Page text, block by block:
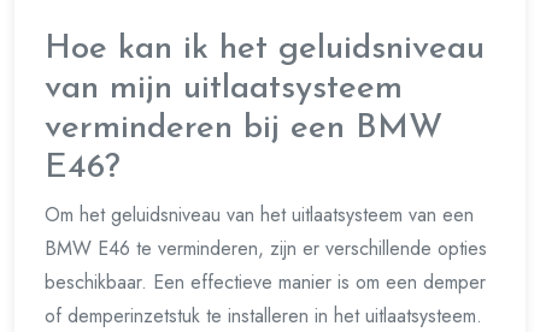
Hoe kan ik het geluidsniveau
van mijn uitlaatsysteem
verminderen bij een BMW
E46?
Om het geluidsniveau van het uitlaatsysteem van een
BMW E46 te verminderen, zijn er verschillende opties
beschikbaar. Een effectieve manier is om een demper
of demperinzetstuk te installeren in het uitlaatsysteem.